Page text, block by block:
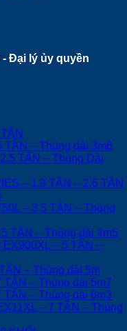
- Đại lý ủy quyền
TẤN – Thùng dài 3m6
TẤN – Thùng Dài
– 1.9 TẤN – 2.6 TẤN
– 3.5 TẤN – Thùng
TẤN – Thùng dài 4m5
EX900XL – 5 TẤN –
– Thùng dài 5m
TẤN – Thùng dài 5m7
TẤN – Thùng dài 6m3
– 7 TẤN – Thùng